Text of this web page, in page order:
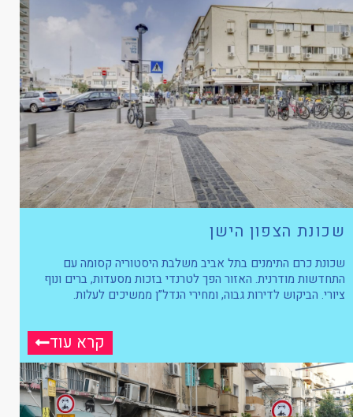
שכונת הצפון הישן
שכונת כרם התימנים בתל אביב משלבת היסטוריה קסומה עם
התחדשות מודרנית. האזור הפך לטרנדי בזכות מסעדות, ברים ונוף
ציורי. הביקוש לדירות גבוה, ומחירי הנדל”ן ממשיכים לעלות.
קרא עוד